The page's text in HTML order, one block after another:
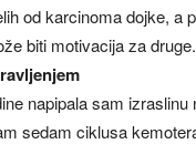
od karcinoma dojke, a
biti motivacija za druge.
napipala sam
sedam ciklusa